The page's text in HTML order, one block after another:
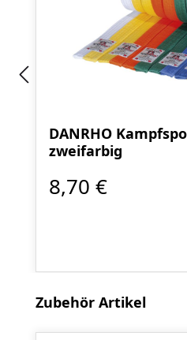
DANRHO
zweifarbig
8,70 €
Produktgalerie überspringen
Zubehör Artikel